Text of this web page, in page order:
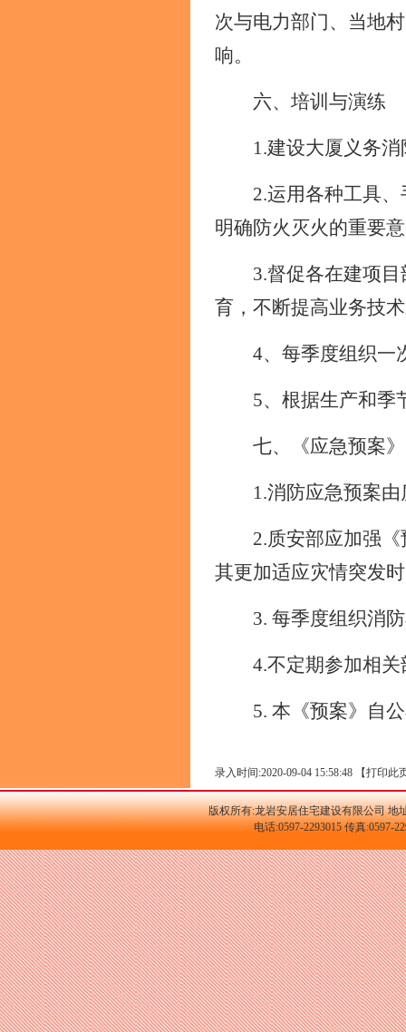
次与电力部门、当地
响。
六、培训与演练
1.建设大厦义务
2.运用各种工具
明确防火灭火的重要
3.督促各在建项
育，不断提高业务技
4、每季度组织一
5、根据生产和季
七、《应急预案
1.消防应急预案由
2.质安部应加强
其更加适应灾情突发
3. 每季度组织消
4.不定期参加相
5. 本《预案》自
录入时间:2020-09-04 15:58:48 【打印此
版权所有:龙岩安居住宅建设有限公司 地
电话:0597-2293015 传真:0597-